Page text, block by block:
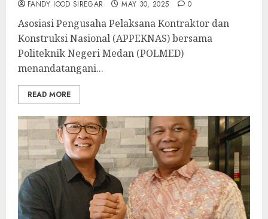
FANDY IOOD SIREGAR MAY 30, 2025 0
Asosiasi Pengusaha Pelaksana Kontraktor dan
Konstruksi Nasional (APPEKNAS) bersama
Politeknik Negeri Medan (POLMED)
menandatangani...
READ MORE